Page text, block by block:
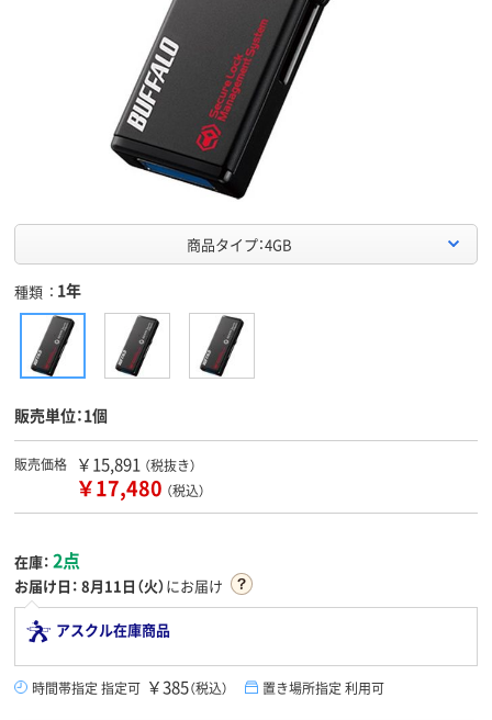
商品タイプ：4GB
種類 1年
販売単位：1個
販売価格 ￥15,891 （税抜き）
￥17,480 （税込）
在庫： 2点
お届け日： 8月11日（火）にお届け
アスクル在庫商品
時間帯指定 指定可 ￥385（税込） 置き場所指定 利用可